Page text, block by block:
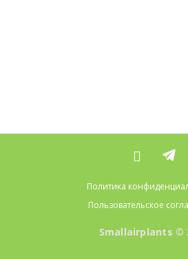
Политика
Пользовательское
Smallairplants ©